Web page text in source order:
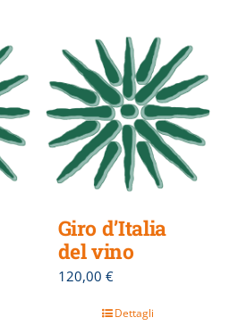
Giro d’Italia
del vino
120,00 €
Dettagli